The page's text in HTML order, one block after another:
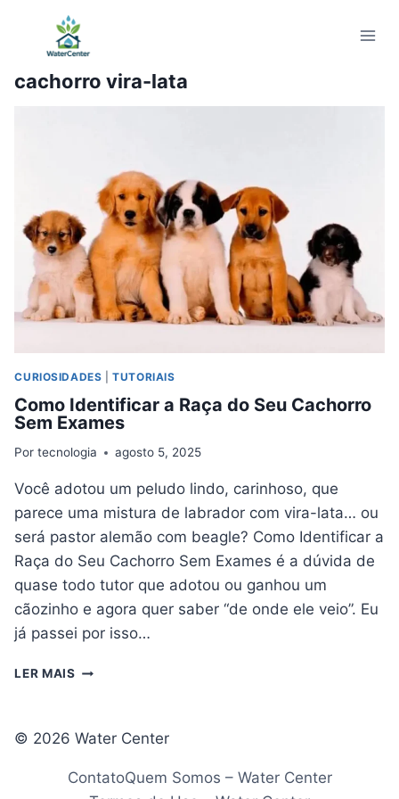
Conteúdo
cachorro vira-lata
CURIOSIDADES |TUTORIAIS
Como Identificar a Raça do Seu Cachorro
Sem Exames
Por tecnologia agosto 5, 2025
Você adotou um peludo lindo, carinhoso, que
parece uma mistura de labrador com vira-lata… ou
será pastor alemão com beagle? Como Identificar a
Raça do Seu Cachorro Sem Exames é a dúvida de
quase todo tutor que adotou ou ganhou um
cãozinho e agora quer saber “de onde ele veio”. Eu
já passei por isso…
LER MAIS COMO
DO
CACHORRO
© 2026 Water Center
ContatoQuem Somos – Water Center